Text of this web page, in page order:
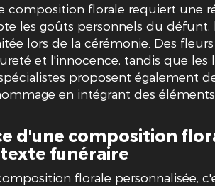
composition florale requiert une
les goûts personnels du défunt,
lors de la cérémonie. Des
et l'innocence, tandis que les
proposent également
en intégrant des
d'une composition
funéraire
florale personnalisée,